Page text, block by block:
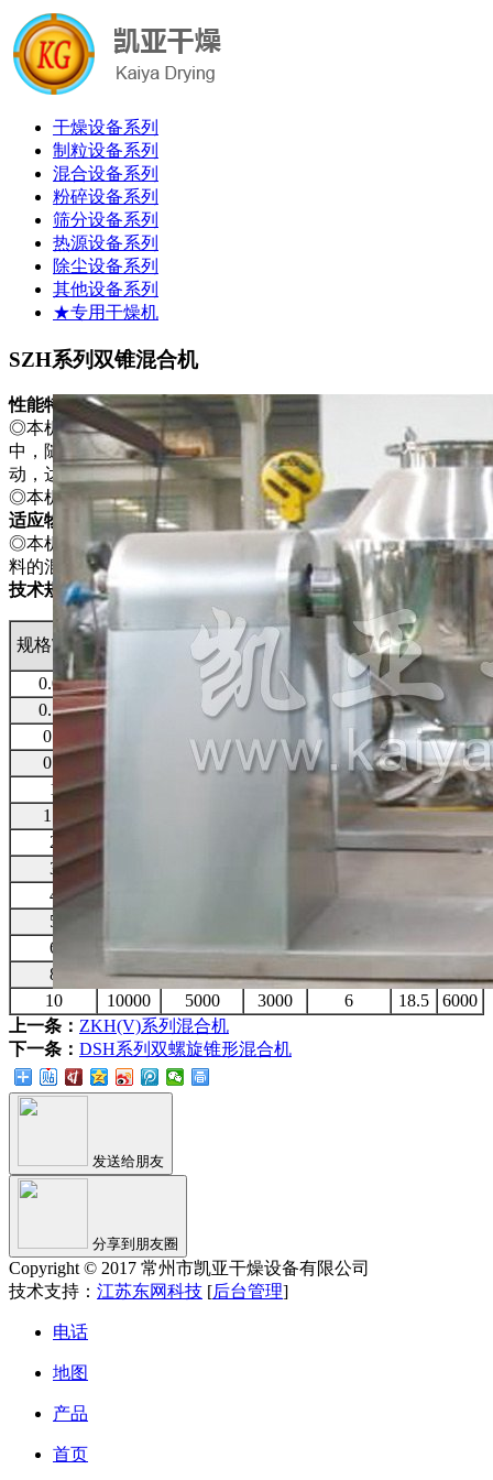
干燥设备系列
制粒设备系列
混合设备系列
粉碎设备系列
筛分设备系列
热源设备系列
除尘设备系列
其他设备系列
★专用干燥机
SZH系列双锥混合机
性能特点
◎本机将粉末或粒状物料通过真空输送或人工加料到双锥容器
中，随着容器的不断旋转，物料在容器中进行复杂的撞击运
动，达到均匀的混合。
◎本机节约能源、操作方便、劳动强度低、工作效率较高。
适应物料
◎本机适用于医药、化工、食品、建材等行业的粉状、粒状物
料的混合。
技术规格
规格\项目
总容积
工作容积
L
投料量
kg
投料转速
rpm
动力
kw
重量
kg
0.05
25 15 25 0.55
500
0.15
75 45 20 0.75
650
0.3
150 90 20 1.1
820
0.5
250 150 18 1.5
1250
1
15 3
1800
1.5
12 4
2100
2
12
2450
3
4
3300
5
6
6000 3000 1800 8 11
4550
8
8000 4000 2400 6 15
5200
10
10000 5000 3000 6 18.5
6000
上一条： ZKH(V)系列混合机
下一条： DSH系列双螺旋锥形混合机
发送给朋友
分享到朋友圈
Copyright © 2017 常州市凯亚干燥设备有限公司
技术支持： 江苏东网科技 [后台管理]
电话
地图
产品
首页